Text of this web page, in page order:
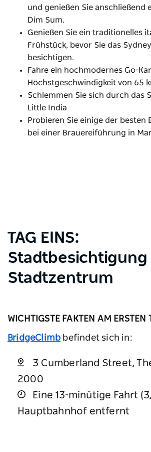
und genießen Sie anschließend
Dim Sum.
Genießen Sie ein traditionelles
Frühstück, bevor Sie das
besichtigen.
Fahre ein hochmodernes Go-
Höchstgeschwindigkeit von 65
Schlemmen Sie sich durch das
Little India
Probieren Sie einige der besten
bei einer Brauereiführung in
TAG EINS:
Stadtbesichtigung
Stadtzentrum
WICHTIGSTE FAKTEN AM ERSTEN
BridgeClimb befindet sich in:
3 Cumberland Street,
2000
Eine 13-minütige Fahrt
Hauptbahnhof entfernt